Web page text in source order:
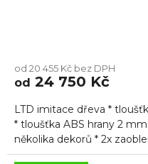
od 20 455 Kč bez DPH
od 24 750 Kč
LTD imitace dřeva *
* tloušťka ABS hrany 2
několika dekorů * 2x